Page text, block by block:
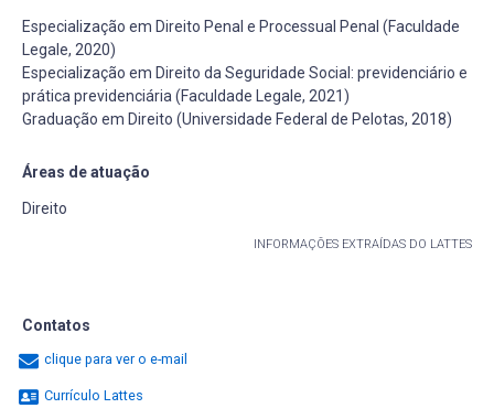
Especialização em Direito Penal e Processual Penal (Faculdade
Legale, 2020)
Especialização em Direito da Seguridade Social: previdenciário e
prática previdenciária (Faculdade Legale, 2021)
Graduação em Direito (Universidade Federal de Pelotas, 2018)
Áreas de atuação
Direito
INFORMAÇÕES EXTRAÍDAS DO LATTES
Contatos
clique para ver o e-mail
Currículo Lattes